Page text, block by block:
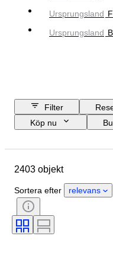
Ursprungsland
Ursprungsland
Filter
Köp nu
Ämne
Typ av mynt
Konstnär
2403 objekt
Sortera efter relevans